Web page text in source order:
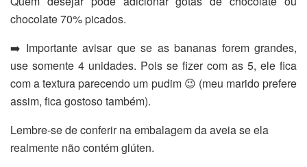
chocolate 70% picados.
➡️ Importante avisar que se as bananas forem grandes,
use somente 4 unidades. Pois se fizer com as 5, ele fica
com a textura parecendo um pudim 😉 (meu marido prefere
assim, fica gostoso também).
Lembre-se de conferir na embalagem da aveia se ela
realmente não contém glúten.